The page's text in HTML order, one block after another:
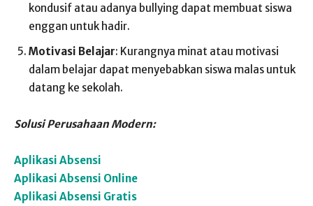
kondusif atau adanya bullying dapat membuat siswa
enggan untuk hadir.
Motivasi Belajar: Kurangnya minat atau motivasi
dalam belajar dapat menyebabkan siswa malas untuk
datang ke sekolah.
Solusi Perusahaan Modern:
Aplikasi Absensi
Aplikasi Absensi Online
Aplikasi Absensi Gratis